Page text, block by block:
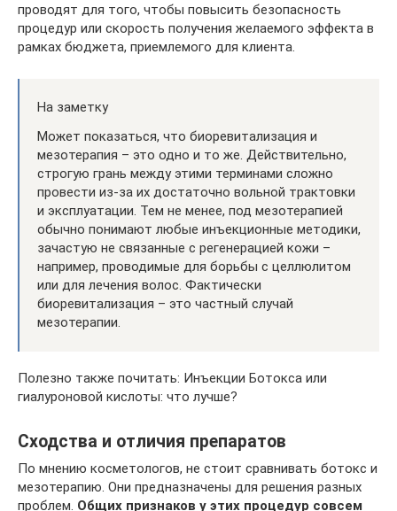
проводят для того, чтобы повысить безопасность
процедур или скорость получения желаемого эффекта в
рамках бюджета, приемлемого для клиента.
На заметку
Может показаться, что биоревитализация и
мезотерапия – это одно и то же. Действительно,
строгую грань между этими терминами сложно
провести из-за их достаточно вольной трактовки
и эксплуатации. Тем не менее, под мезотерапией
обычно понимают любые инъекционные методики,
зачастую не связанные с регенерацией кожи –
например, проводимые для борьбы с целлюлитом
или для лечения волос. Фактически
биоревитализация – это частный случай
мезотерапии.
Полезно также почитать: Инъекции Ботокса или
гиалуроновой кислоты: что лучше?
Сходства и отличия препаратов
По мнению косметологов, не стоит сравнивать ботокс и
мезотерапию. Они предназначены для решения разных
проблем. Общих признаков у этих процедур совсем